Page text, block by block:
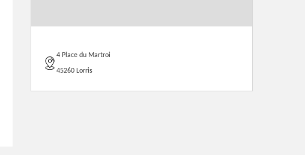
4 Place du Martroi
45260 Lorris